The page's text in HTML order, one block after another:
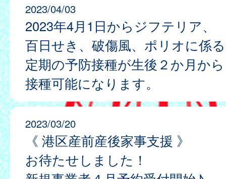
2023/04/03
2023年4月1日からジフテリア、
百日せき、破傷風、ポリオに係る
定期の予防接種が生後２か月から
接種可能になります。
2023/03/20
《 港区産前産後家事支援 》
お待たせしました！